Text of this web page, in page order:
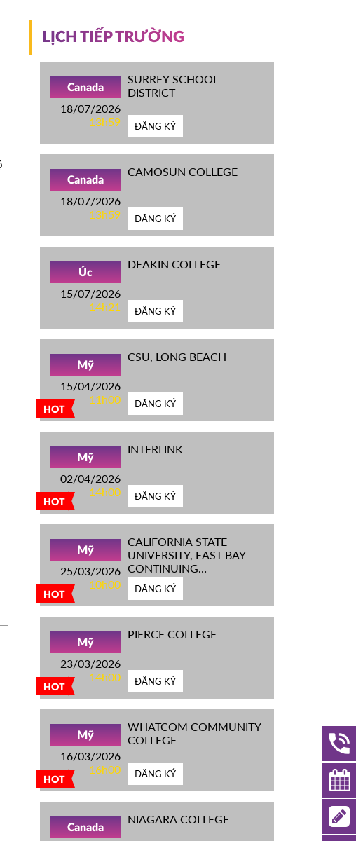
LỊCH TIẾP TRƯỜNG
Canada
18/07/2026
13h59
SURREY SCHOOL
DISTRICT
ĐĂNG KÝ
Canada
18/07/2026
13h59
CAMOSUN COLLEGE
ĐĂNG KÝ
Úc
15/07/2026
14h21
DEAKIN COLLEGE
ĐĂNG KÝ
HOT
Mỹ
15/04/2026
11h00
CSU, LONG BEACH
ĐĂNG KÝ
HOT
Mỹ
02/04/2026
14h00
INTERLINK
ĐĂNG KÝ
HOT
Mỹ
25/03/2026
10h00
CALIFORNIA STATE
UNIVERSITY, EAST BAY
CONTINUING
EDUCATION
ĐĂNG KÝ
HOT
Mỹ
23/03/2026
14h00
PIERCE COLLEGE
ĐĂNG KÝ
HOT
Mỹ
16/03/2026
16h00
WHATCOM COMMUNITY
COLLEGE
ĐĂNG KÝ
Canada
NIAGARA COLLEGE